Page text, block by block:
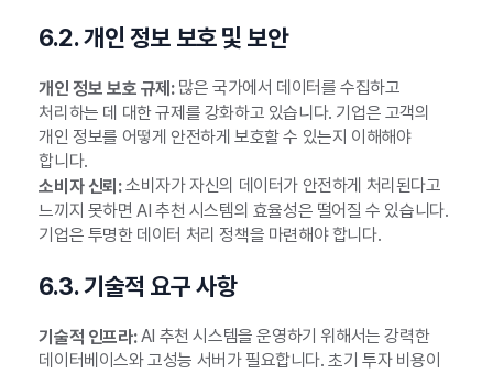
6.2. 개인 정보 보호 및 보안
개인 정보 보호 규제:많은 국가에서 데이터를 수집하고
처리하는 데 대한 규제를 강화하고 있습니다. 기업은 고객의
개인 정보를 어떻게 안전하게 보호할 수 있는지 이해해야
합니다.
소비자 신뢰:소비자가 자신의 데이터가 안전하게 처리된다고
느끼지 못하면 AI 추천 시스템의 효율성은 떨어질 수 있습니다.
기업은 투명한 데이터 처리 정책을 마련해야 합니다.
6.3. 기술적 요구 사항
기술적 인프라:AI 추천 시스템을 운영하기 위해서는 강력한
데이터베이스와 고성능 서버가 필요합니다. 초기 투자 비용이